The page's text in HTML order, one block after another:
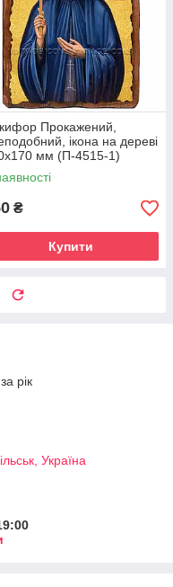
Прокажений,
ікона на дереві
мм (П-4515-1)
₴
Купити
рік
Україна